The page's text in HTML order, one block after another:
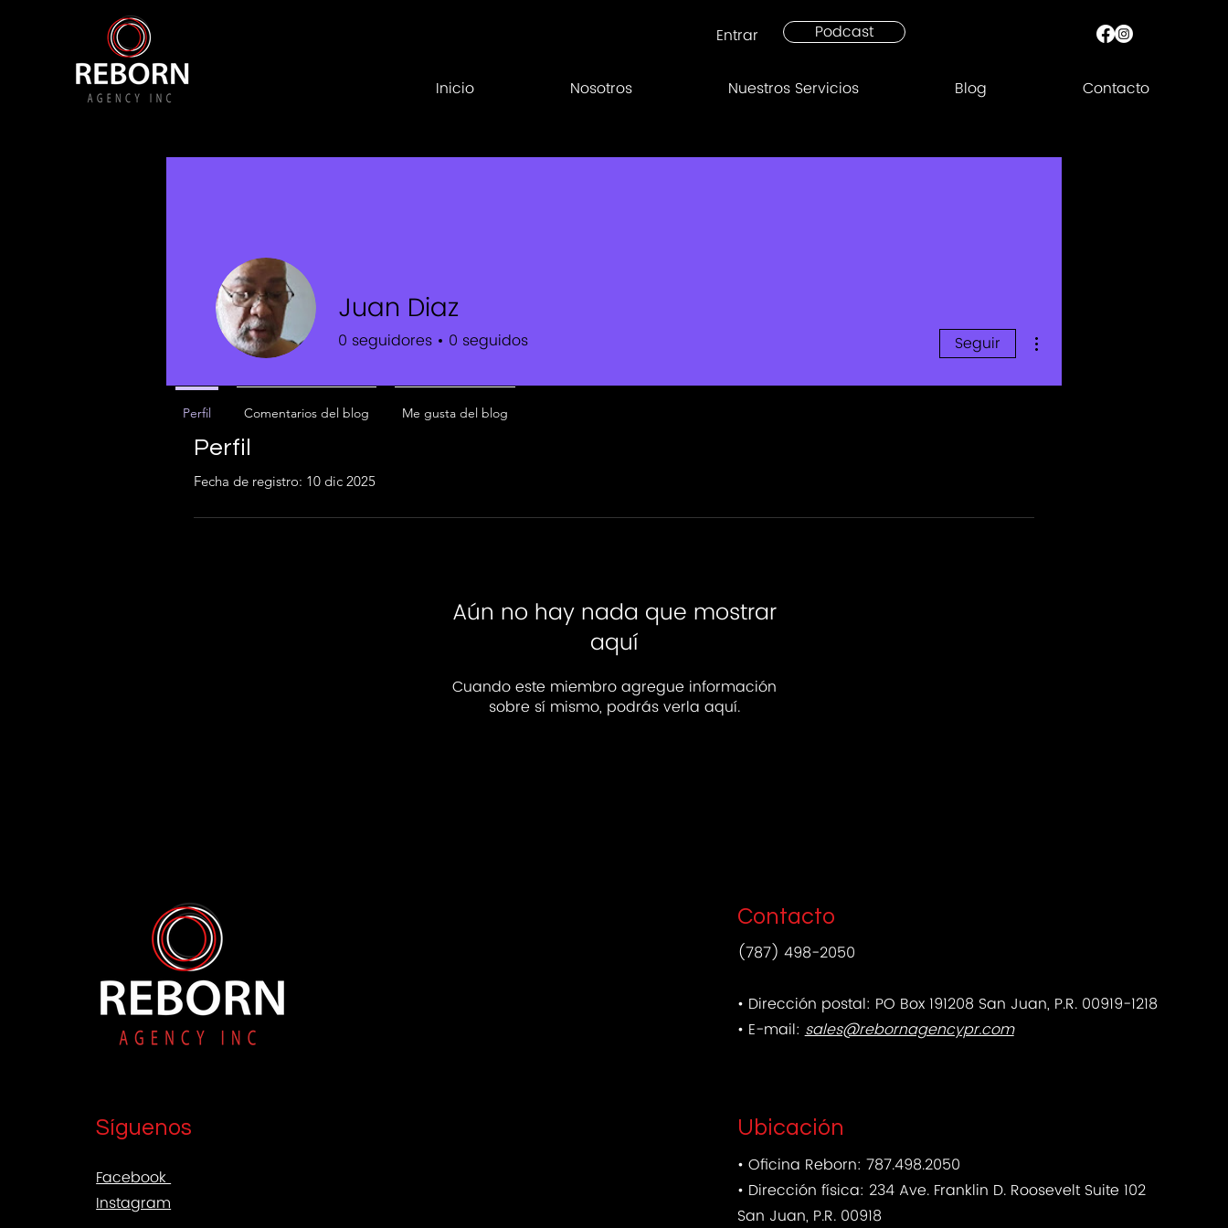
Entrar Podcast
Inicio Nosotros Nuestros Servicios Blog Contacto
Perfil
Fecha de registro: 10 dic 2025
Aún no hay nada que mostrar
aquí
Cuando este miembro agregue información
sobre sí mismo, podrás verla aquí.
Juan Diaz
0 seguidores 0 seguidos Seguir
Perfil Comentarios del blog Me gusta del blog
Síguenos
Facebook
Instagram
Contacto
(787) 498-2050
• Dirección postal: PO Box 191208 San Juan, P.R. 00919-1218
• E-mail:sales@rebornagencypr.com
Ubicación
• Oficina Reborn: 787.498.2050
• Dirección física: 234 Ave. Franklin D. Roosevelt Suite 102
San Juan, P.R. 00918